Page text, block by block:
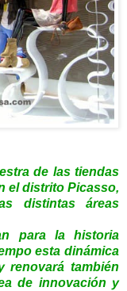
de las tiendas
el distrito Picasso,
distintas áreas
para la historia
esta dinámica
renovará también
de innovación y